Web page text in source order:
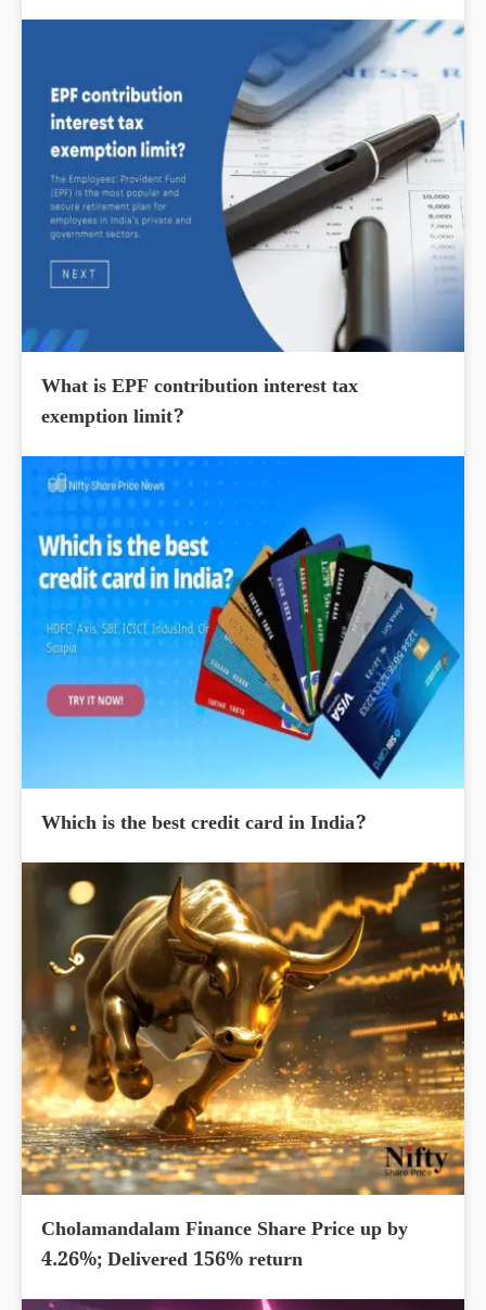
What is EPF contribution interest tax
exemption limit?
Which is the best credit card in India?
Cholamandalam Finance Share Price up by
4.26%; Delivered 156% return